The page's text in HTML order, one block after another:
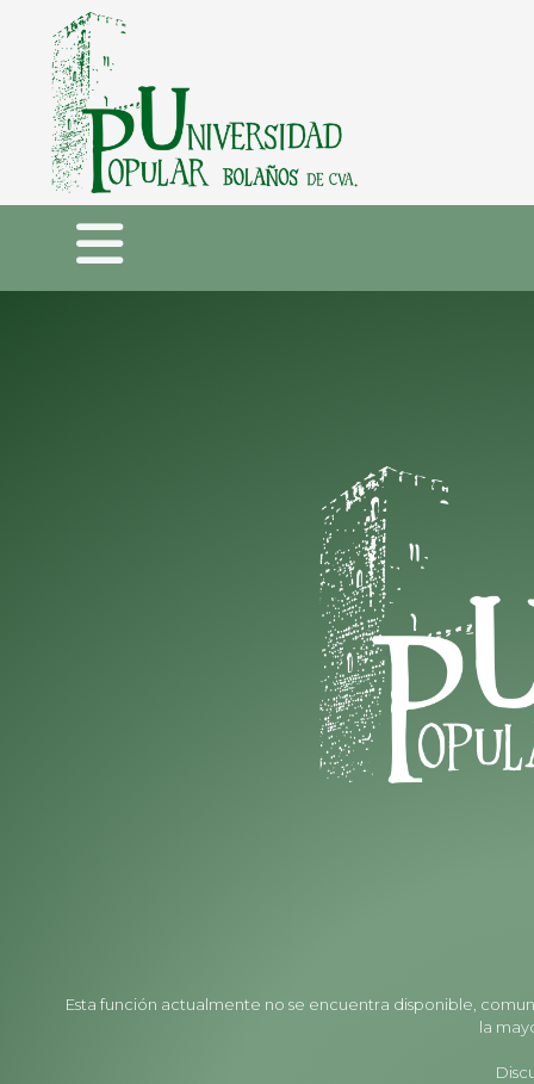
Esta función actualmente no se encuentra disponible,
la